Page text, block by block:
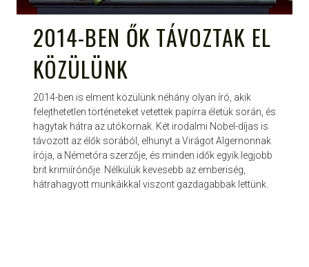
2014-BEN ŐK TÁVOZTAK EL
KÖZÜLÜNK
2014-ben is elment közülünk néhány olyan író, akik
felejthetetlen történeteket vetettek papírra életük során, és
hagytak hátra az utókornak. Két irodalmi Nobel-díjas is
távozott az élők sorából, elhunyt a Virágot Algernonnak
írója, a Németóra szerzője, és minden idők egyik legjobb
brit krimiírónője. Nélkülük kevesebb az emberiség,
hátrahagyott munkáikkal viszont gazdagabbak lettünk.